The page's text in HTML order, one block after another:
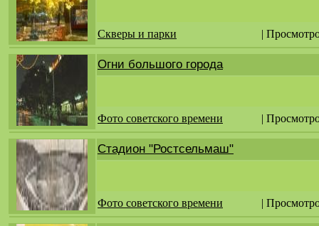
Скверы и парки |
Огни большого города
Фото советского времени |
Стадион "Ростсельмаш"
Фото советского времени |